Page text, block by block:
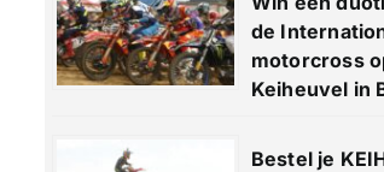
de
motorcross
Keiheuvel in
Bestel je